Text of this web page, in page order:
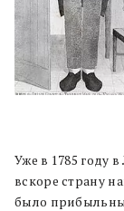
Уже в 1785 году
вскоре страну
было